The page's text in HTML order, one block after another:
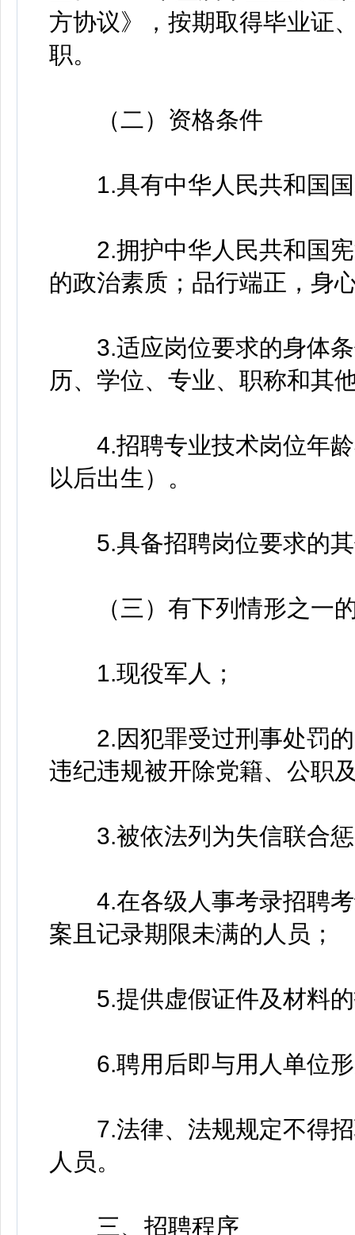
方协议》，按期取得毕业证
职。
（二）资格条件
1.具有中华人民共和国国
2.拥护中华人民共和国宪
的政治素质；品行端正，身
3.适应岗位要求的身体条
历、学位、专业、职称和其
4.招聘专业技术岗位年龄
以后出生）。
5.具备招聘岗位要求的其
（三）有下列情形之一
1.现役军人；
2.因犯罪受过刑事处罚的
违纪违规被开除党籍、公职
3.被依法列为失信联合惩
4.在各级人事考录招聘考
案且记录期限未满的人员；
5.提供虚假证件及材料的
6.聘用后即与用人单位形
7.法律、法规规定不得招
人员。
三、招聘程序